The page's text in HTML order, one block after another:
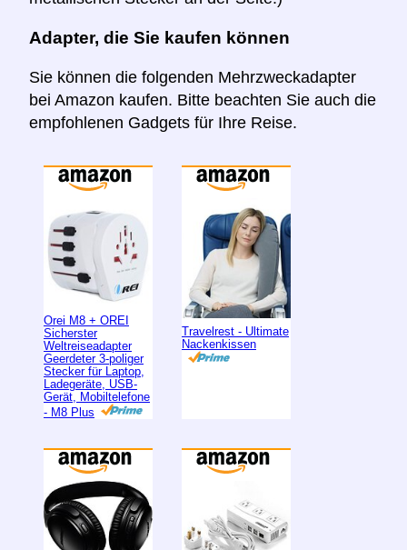
Adapter, die Sie kaufen können
Sie können die folgenden Mehrzweckadapter
bei Amazon kaufen. Bitte beachten Sie auch die
empfohlenen Gadgets für Ihre Reise.
Orei M8 + OREI
Sicherster
Weltreiseadapter
Geerdeter 3-poliger
Stecker für Laptop,
Ladegeräte, USB-
Gerät, Mobiltelefone
- M8 Plus
Travelrest - Ultimate
Nackenkissen